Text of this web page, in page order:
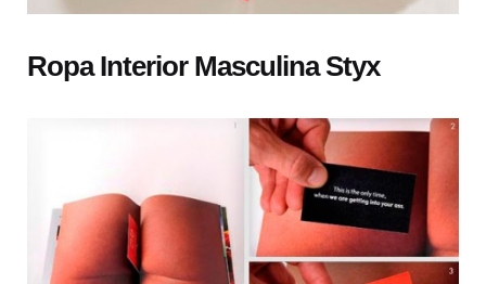
Ropa Interior Masculina Styx